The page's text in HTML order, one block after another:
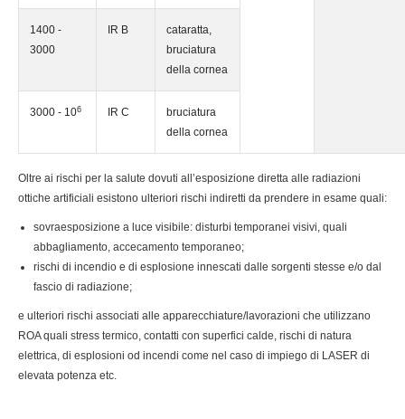
1400 -
3000
IR B
cataratta,
bruciatura
della cornea
3000 - 106 IR C
bruciatura
della cornea
Oltre ai rischi per la salute dovuti all’esposizione diretta alle radiazioni
ottiche artificiali esistono ulteriori rischi indiretti da prendere in esame quali:
sovraesposizione a luce visibile: disturbi temporanei visivi, quali
abbagliamento, accecamento temporaneo;
rischi di incendio e di esplosione innescati dalle sorgenti stesse e/o dal
fascio di radiazione;
e ulteriori rischi associati alle apparecchiature/lavorazioni che utilizzano
ROA quali stress termico, contatti con superfici calde, rischi di natura
elettrica, di esplosioni od incendi come nel caso di impiego di LASER di
elevata potenza etc.